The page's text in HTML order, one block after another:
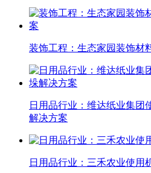
装饰工程：生态家园装饰材
日用品行业：维达纸业集团
解决方案
日用品行业：三禾农业使用